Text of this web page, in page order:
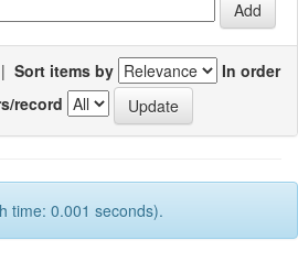
| Sort items by
In order
record
time: 0.001 seconds).